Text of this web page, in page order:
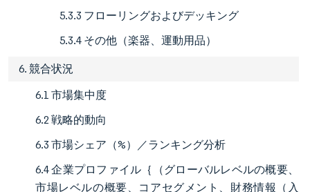
5.3.3 フローリングおよびデッキング
5.3.4 その他（楽器、運動用品）
6. 競合状況
6.1 市場集中度
6.2 戦略的動向
6.3 市場シェア（%）／ランキング分析
6.4 企業プロファイル｛（グローバルレベルの概要、
市場レベルの概要、コアセグメント、財務情報（入